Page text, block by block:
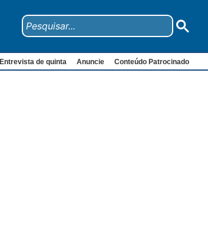
Entrevista de quinta Anuncie Conteúdo Patrocinado